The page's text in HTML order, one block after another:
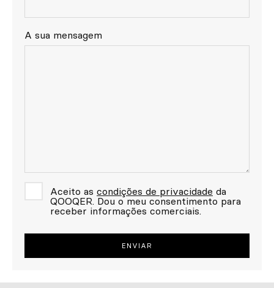
A sua mensagem
Aceito as condições de privacidade da
QOOQER. Dou o meu consentimento para
receber informações comerciais.